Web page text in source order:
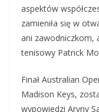
aspektów
zamieniła się w
ani zawodniczkom,
tenisowy Patrick
Finał Australian
Madison Keys,
wypowiedzi Aryny